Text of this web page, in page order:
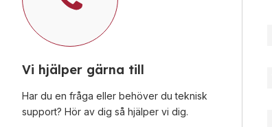
Vi hjälper gärna till
Har du en fråga eller behöver du teknisk
support? Hör av dig så hjälper vi dig.